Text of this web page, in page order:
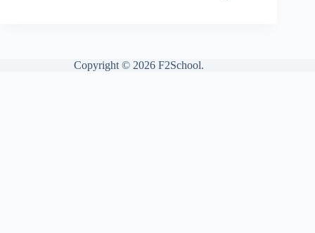
Copyright © 2026 F2School.